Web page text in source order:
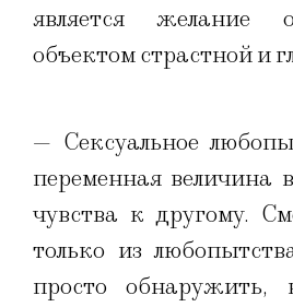
является желание
объектом страстной и
— Сексуальное
переменная величина
чувства к другому.
только из
просто обнаружить,